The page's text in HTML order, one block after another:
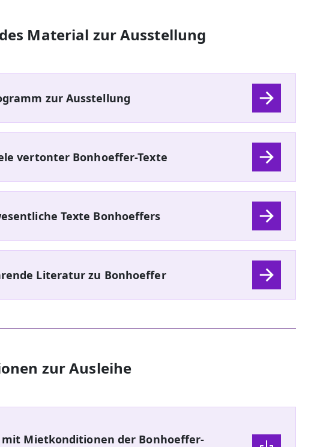
Material zur Ausstellung
zur Ausstellung
vertonter Bonhoeffer-Texte
Texte Bonhoeffers
Literatur zu Bonhoeffer
zur Ausleihe
Mietkonditionen der Bonhoeffer-